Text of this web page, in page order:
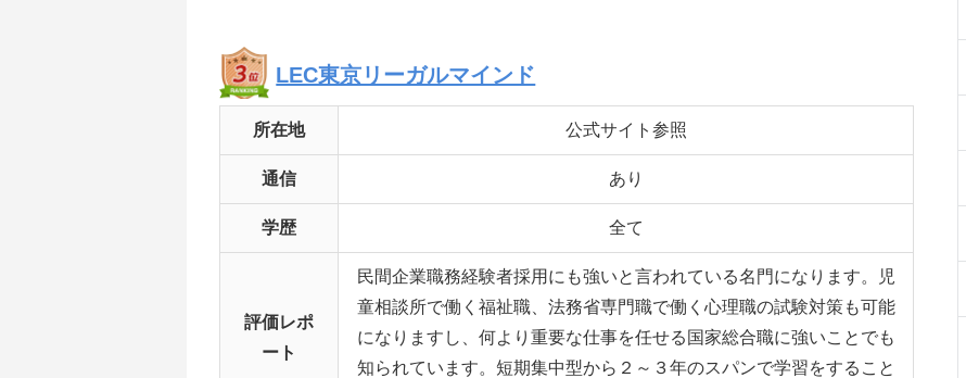
LEC東京リーガルマインド
所在地 公式サイト参照
通信 あり
学歴 全て
評価レポ
ート
民間企業職務経験者採用にも強いと言われている名門になります。児
童相談所で働く福祉職、法務省専門職で働く心理職の試験対策も可能
になりますし、何より重要な仕事を任せる国家総合職に強いことでも
知られています。短期集中型から２～３年のスパンで学習をすること